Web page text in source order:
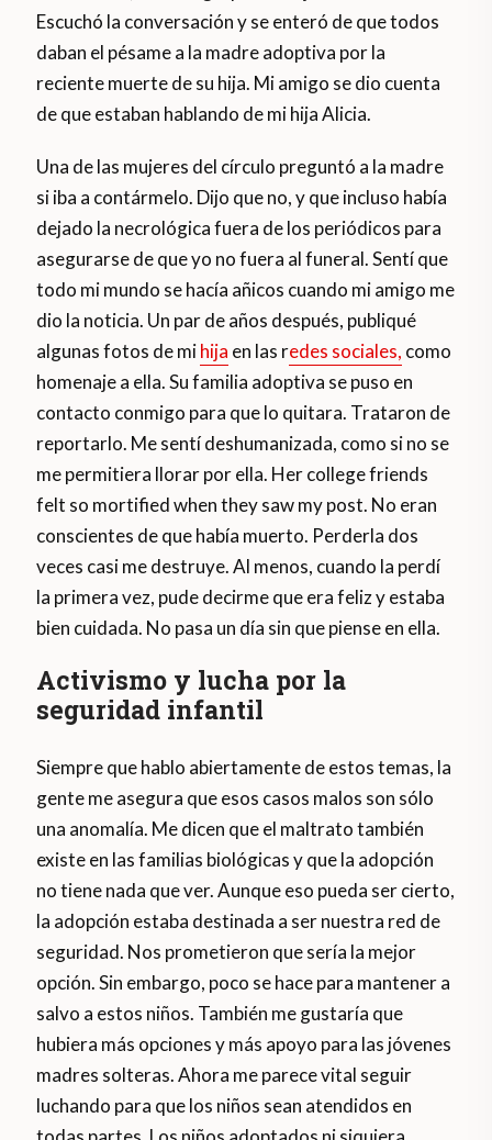
Escuchó la conversación y se enteró de que todos
daban el pésame a la madre adoptiva por la
reciente muerte de su hija. Mi amigo se dio cuenta
de que estaban hablando de mi hija Alicia.
Una de las mujeres del círculo preguntó a la madre
si iba a contármelo. Dijo que no, y que incluso había
dejado la necrológica fuera de los periódicos para
asegurarse de que yo no fuera al funeral. Sentí que
todo mi mundo se hacía añicos cuando mi amigo me
dio la noticia. Un par de años después, publiqué
algunas fotos de mihija en las redes sociales, como
homenaje a ella. Su familia adoptiva se puso en
contacto conmigo para que lo quitara. Trataron de
reportarlo. Me sentí deshumanizada, como si no se
me permitiera llorar por ella. Her college friends
felt so mortified when they saw my post. No eran
conscientes de que había muerto. Perderla dos
veces casi me destruye. Al menos, cuando la perdí
la primera vez, pude decirme que era feliz y estaba
bien cuidada. No pasa un día sin que piense en ella.
Activismo y lucha por la
seguridad infantil
Siempre que hablo abiertamente de estos temas, la
gente me asegura que esos casos malos son sólo
una anomalía. Me dicen que el maltrato también
existe en las familias biológicas y que la adopción
no tiene nada que ver. Aunque eso pueda ser cierto,
la adopción estaba destinada a ser nuestra red de
seguridad. Nos prometieron que sería la mejor
opción. Sin embargo, poco se hace para mantener a
salvo a estos niños. También me gustaría que
hubiera más opciones y más apoyo para las jóvenes
madres solteras. Ahora me parece vital seguir
luchando para que los niños sean atendidos en